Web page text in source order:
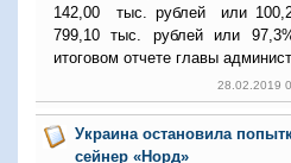
142,00 тыс. рублей или
799,10 тыс. рублей или
итоговом отчете главы
28.02.2019
Украина остановила
сейнер «Норд»